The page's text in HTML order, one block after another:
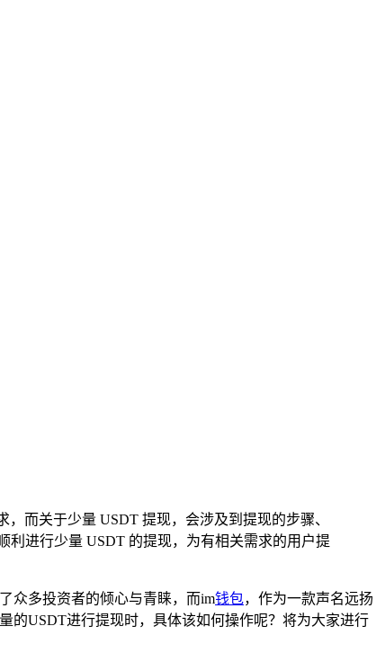
而关于少量 USDT 提现，会涉及到提现的步骤、
利进行少量 USDT 的提现，为有相关需求的用户提
众多投资者的倾心与青睐，而im钱包，作为一款声名远扬
的USDT进行提现时，具体该如何操作呢？将为大家进行